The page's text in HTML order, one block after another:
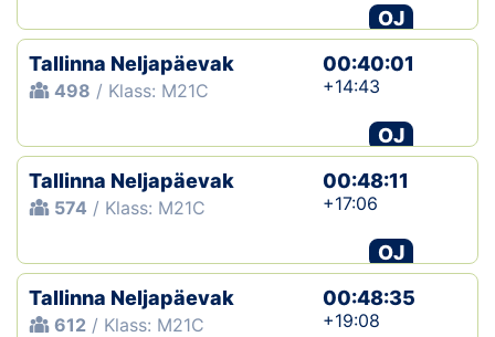
OJ
Tallinna Neljapäevak
498 / Klass: M21C
00:40:01
+14:43
OJ
Tallinna Neljapäevak
574 / Klass: M21C
00:48:11
+17:06
OJ
Tallinna Neljapäevak
612 / Klass: M21C
00:48:35
+19:08